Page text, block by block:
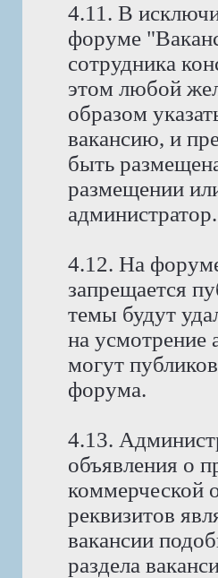
4.11. В
форуме
сотрудника
этом любой
образом
вакансию, и
быть
размещении
администратор.
4.12. На
запрещается
темы будут
на усмотрение
могут
форума.
4.13.
объявления о
коммерческой
реквизитов
вакансии
раздела